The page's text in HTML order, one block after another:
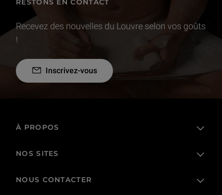
RESTONS EN CONTACT
Recevez des nouvelles du Louvre selon vos goûts
!
Inscrivez-vous
À PROPOS
L'établissement public
NOS SITES
Billetterie
NOUS CONTACTER